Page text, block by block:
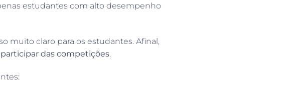
estudantes com alto desempenho
muito claro para os estudantes. Afinal,
das competições.